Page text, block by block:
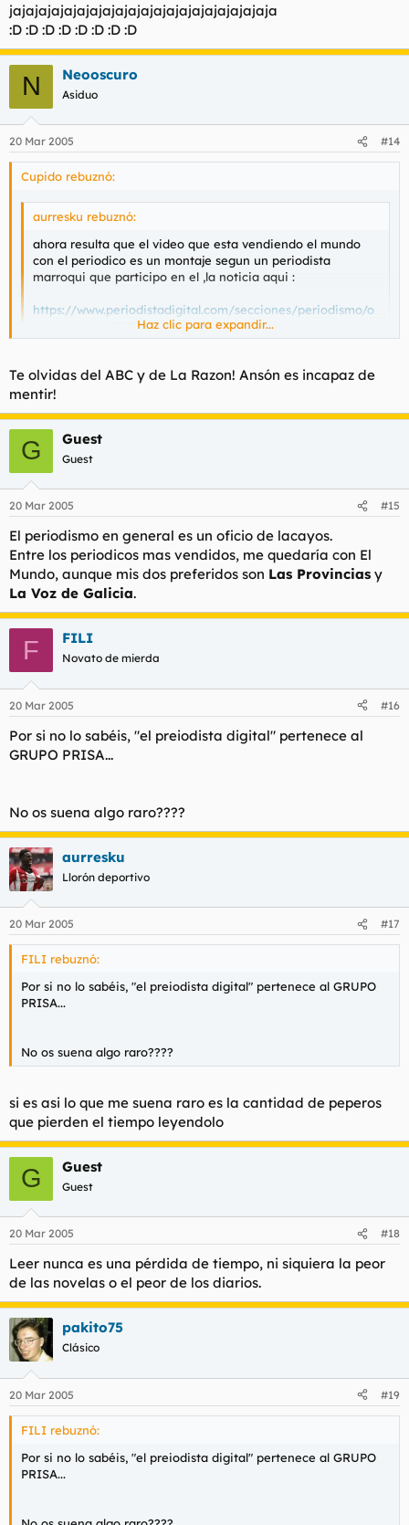
periodico serio ?
jajajajajajajajajajajajajajajajajajajajaja
:D :D :D :D :D :D :D :D
N Neooscuro
Asiduo
20 Mar 2005 #14
Cupido rebuznó:
aurresku rebuznó:
ahora resulta que el video que esta vendiendo el mundo
con el periodico es un montaje segun un periodista
marroqui que participo en el ,la noticia aqui :
https://www.periodistadigital.com/secciones/periodismo/o
bject.php?o=47050
periodico serio ?
Haz clic para expandir...
Te olvidas del ABC y de La Razon! Ansón es incapaz de
mentir!
G Guest
Guest
20 Mar 2005 #15
El periodismo en general es un oficio de lacayos.
Entre los periodicos mas vendidos, me quedaría con El
Mundo, aunque mis dos preferidos son Las Provincias y
La Voz de Galicia.
F FILI
Novato de mierda
20 Mar 2005 #16
Por si no lo sabéis, "el preiodista digital" pertenece al
GRUPO PRISA...
No os suena algo raro????
aurresku
Llorón deportivo
20 Mar 2005 #17
FILI rebuznó:
Por si no lo sabéis, "el preiodista digital" pertenece al GRUPO
PRISA...
No os suena algo raro????
si es asi lo que me suena raro es la cantidad de peperos
que pierden el tiempo leyendolo
G Guest
Guest
20 Mar 2005 #18
Leer nunca es una pérdida de tiempo, ni siquiera la peor
de las novelas o el peor de los diarios.
pakito75
Clásico
20 Mar 2005 #19
FILI rebuznó:
Por si no lo sabéis, "el preiodista digital" pertenece al GRUPO
PRISA...